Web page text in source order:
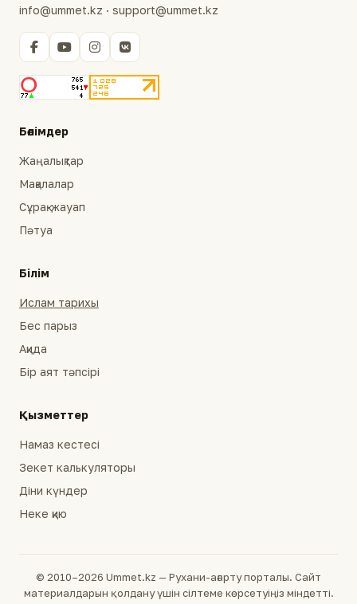
info@ummet.kz · support@ummet.kz
Бөлімдер
Жаңалықтар
Мақалалар
Сұрақ-жауап
Пәтуа
Білім
Ислам тарихы
Бес парыз
Ақида
Бір аят тәпсірі
Қызметтер
Намаз кестесі
Зекет калькуляторы
Діни күндер
Неке қию
© 2010–2026 Ummet.kz — Рухани-ағарту порталы. Сайт
материалдарын қолдану үшін сілтеме көрсетуіңіз міндетті.